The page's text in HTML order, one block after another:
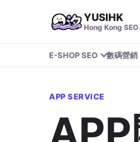
YUSIHK
Hong Kong SEO
E-SHOP SEO 數碼營銷
APP SERVICE